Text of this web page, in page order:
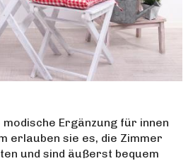
Ergänzung für innen
erlauben sie es, die Zimmer
und sind äußerst bequem